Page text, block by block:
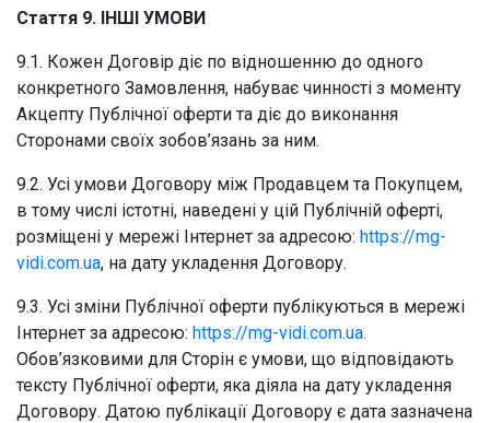
Стаття 9. ІНШІ УМОВИ
9.1. Кожен Договір діє по відношенню до одного
конкретного Замовлення, набуває чинності з моменту
Акцепту Публічної оферти та діє до виконання
Сторонами своїх зобов’язань за ним.
9.2. Усі умови Договору між Продавцем та Покупцем,
в тому числі істотні, наведені у цій Публічній оферті,
розміщені у мережі Інтернет за адресою: https://mg-
vidi.com.ua, на дату укладення Договору.
9.3. Усі зміни Публічної оферти публікуються в мережі
Інтернет за адресою: https://mg-vidi.com.ua.
Обов’язковими для Сторін є умови, що відповідають
тексту Публічної оферти, яка діяла на дату укладення
Договору. Датою публікації Договору є дата зазначена